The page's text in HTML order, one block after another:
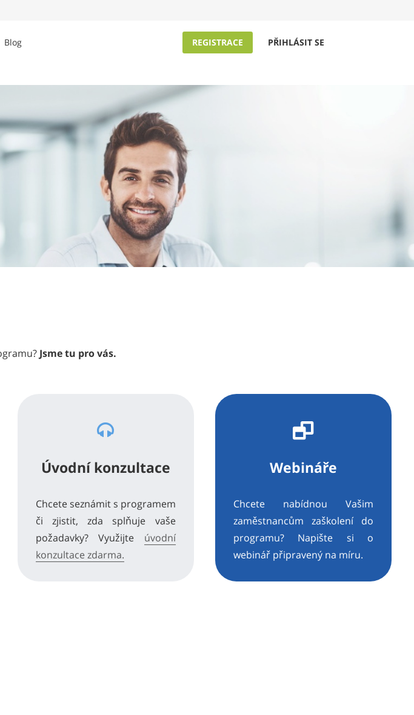
Blog REGISTRACE PŘIHLÁSIT SE
Jsme tu pro vás.
Úvodní konzultace
Chcete seznámit s programem
či zjistit, zda splňuje vaše
požadavky? Využijte úvodní
konzultace zdarma.
Webináře
Chcete nabídnou Vašim
zaměstnancům zaškolení do
programu? Napište si o
webinář připravený na míru.